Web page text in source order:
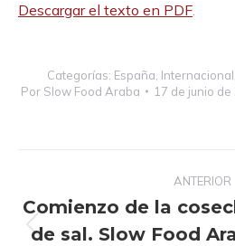
Descargar el texto en PDF.
Categorías: España Internacional
Por Slow Food Araba 17 de junio de
entre
publicaciones
ANTERIOR
Comienzo de la
de sal. Slow Food